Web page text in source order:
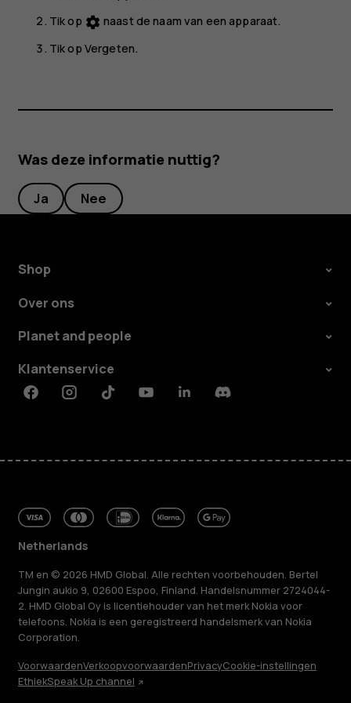
Tik op settings naast de naam van een apparaat.
Tik op Vergeten.
Was deze informatie nuttig?
Ja Nee
Shop
Over ons
Planet and people
Klantenservice
FacebookInstagramTiktokYoutubeLinkedinDiscord
Netherlands
TM en © 2026 HMD Global. Alle rechten voorbehouden. Bertel
Jungin aukio 9, 02600 Espoo, Finland. Handelsnummer 2724044-
2. HMD Global Oy is licentiehouder van het merk Nokia voor
telefoons. Nokia is een geregistreerd handelsmerk van Nokia
Corporation.
VoorwaardenVerkoopvoorwaardenPrivacyCookie-instellingen
EthiekSpeak Up channel